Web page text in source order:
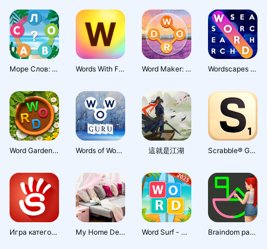
Море Слов: Игра без Интернета Words With Friends Word Game Word Maker: Играем со словами Wordscapes Search: Word Games
Word Garden : Crosswords Words of Wonders: Гуру 這就是江湖 Scrabble® GO – Fun with Words!
Игра категорий My Home Design: My House Games Word Surf - Игра в слова Braindom развивающая игра-тест